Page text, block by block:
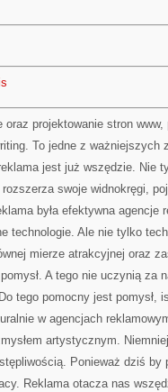
oraz projektowanie stron
To jedne z ważniejszych
jest już wszędzie. Nie
swoje widnokręgi,
była efektywna agencje
technologie. Ale nie tylko
mierze atrakcyjnej oraz
A tego nie uczynią za
tego pomocny jest pomysł,
w agencjach
artystycznym.
Ponieważ dziś by
Reklama otacza nas